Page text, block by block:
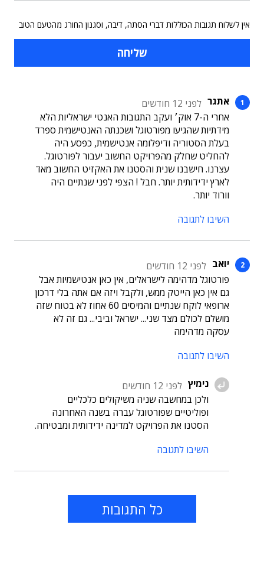
אין לשלוח תגובות הכוללות דברי הסתה, דיבה, וסגנון החורג מהטעם הטוב
אתגר לפני 12 חודשים
אחרי ה-7 אוק׳ ועקב התגובות האנטי ישראליות הלא
מידתיות שהגיעו מפורטוגל ושכנתה האנטישמית ספרד
בעלת הסטוריה ודיפלומה אנטישמית, כפסע היה
להחליט שחלק מהפרויקט החשוב יעבור לפורטוגל.
עצרנו. חישבנו שנית והסטנו את האקזיט החשוב מאד
לארץ ידידותית יותר. חבל ! הצפי לפני שנתיים היה
וורוד יותר.
השיבו לתגובה
יואב לפני 12 חודשים
פורטוגל מדהימה לישראלים, אין כאן אנטישמיות אבל
גם אין כאן הייטק ממש, ולקבל ויזה אם אתה בלי דרכון
ארופאי לוקח שנתיים והמיסים 60 אחוז לא בטוח שזה
מושלם לכולם מצד שני... ישראל וביבי... גם זה לא
עסקה מדהימה
השיבו לתגובה
נימיץ לפני 12 חודשים
ולכן במחשבה שניה משיקולים כלכליים
ופוליטיים שפורטוגל עברה בשנה האחרונה
הסטנו את הפרויקט למדינה ידידותית ומבטיחה.
השיבו לתגובה
כל התגובות